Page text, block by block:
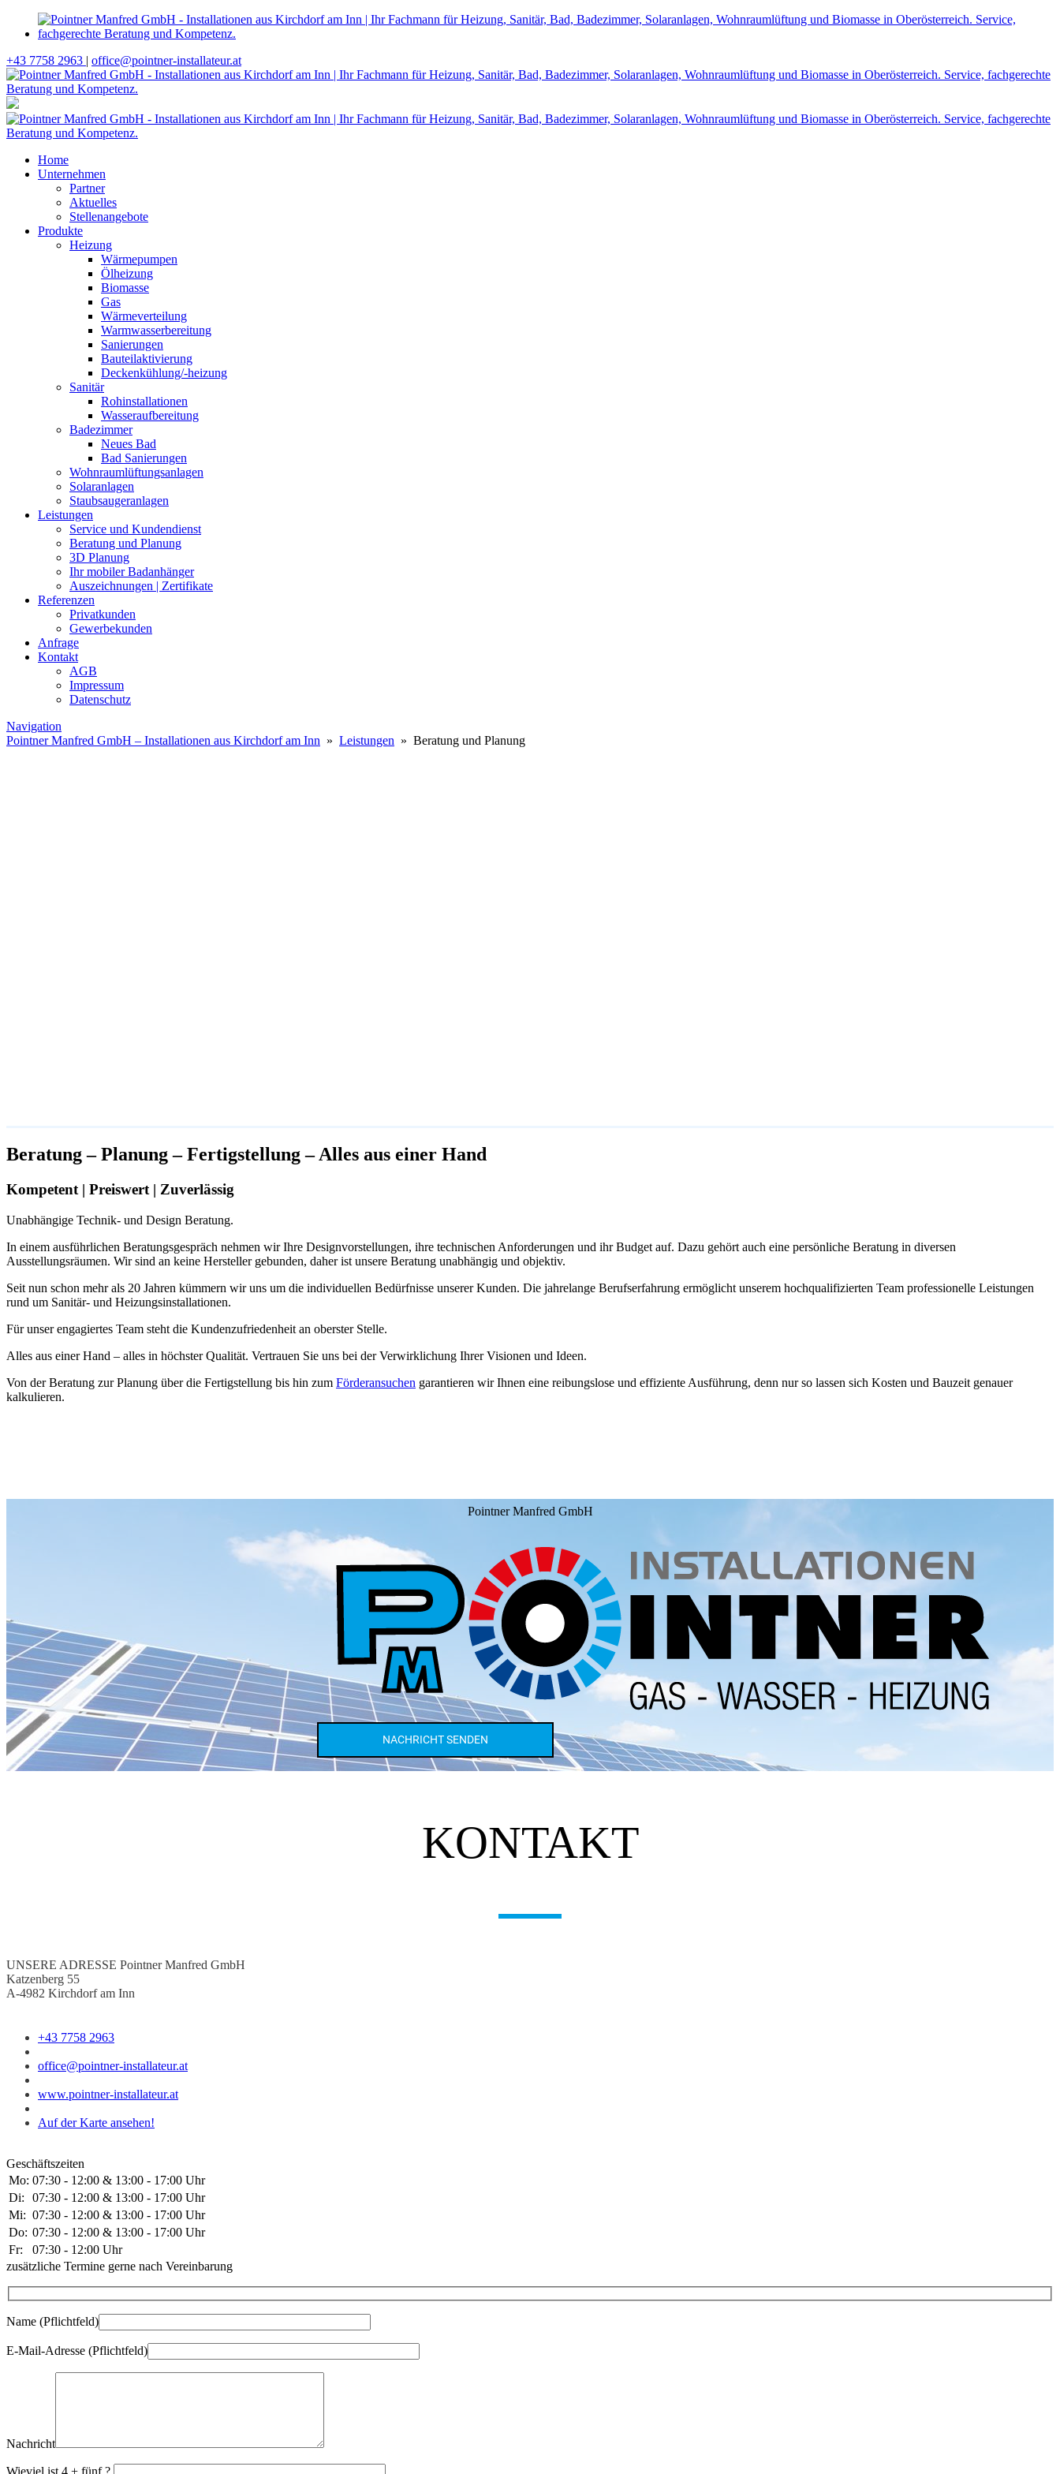
+43 7758 2963 | office@pointner-installateur.at
Home
Unternehmen
Partner
Aktuelles
Stellenangebote
Produkte
Heizung
Wärmepumpen
Ölheizung
Biomasse
Gas
Wärmeverteilung
Warmwasserbereitung
Sanierungen
Bauteilaktivierung
Deckenkühlung/-heizung
Sanitär
Rohinstallationen
Wasseraufbereitung
Badezimmer
Neues Bad
Bad Sanierungen
Wohnraumlüftungsanlagen
Solaranlagen
Staubsaugeranlagen
Leistungen
Service und Kundendienst
Beratung und Planung
3D Planung
Ihr mobiler Badanhänger
Auszeichnungen | Zertifikate
Referenzen
Privatkunden
Gewerbekunden
Anfrage
Kontakt
AGB
Impressum
Datenschutz
Navigation
Pointner Manfred GmbH – Installationen aus Kirchdorf am Inn » Leistungen » Beratung und Planung
Beratung – Planung – Fertigstellung – Alles aus einer Hand
Kompetent | Preiswert | Zuverlässig
Unabhängige Technik- und Design Beratung.
In einem ausführlichen Beratungsgespräch nehmen wir Ihre Designvorstellungen, ihre technischen Anforderungen und ihr Budget auf. Dazu gehört auch eine persönliche Beratung in diversen
Ausstellungsräumen. Wir sind an keine Hersteller gebunden, daher ist unsere Beratung unabhängig und objektiv.
Seit nun schon mehr als 20 Jahren kümmern wir uns um die individuellen Bedürfnisse unserer Kunden. Die jahrelange Berufserfahrung ermöglicht unserem hochqualifizierten Team professionelle Leistungen
rund um Sanitär- und Heizungsinstallationen.
Für unser engagiertes Team steht die Kundenzufriedenheit an oberster Stelle.
Alles aus einer Hand – alles in höchster Qualität. Vertrauen Sie uns bei der Verwirklichung Ihrer Visionen und Ideen.
Von der Beratung zur Planung über die Fertigstellung bis hin zum Förderansuchen garantieren wir Ihnen eine reibungslose und effiziente Ausführung, denn nur so lassen sich Kosten und Bauzeit genauer
kalkulieren.
Pointner Manfred GmbH
NACHRICHT SENDEN
KONTAKT
UNSERE ADRESSE Pointner Manfred GmbH
Katzenberg 55
A-4982 Kirchdorf am Inn
+43 7758 2963
office@pointner-installateur.at
www.pointner-installateur.at
Auf der Karte ansehen!
Geschäftszeiten
Mo: 07:30 - 12:00 & 13:00 - 17:00 Uhr
Di:
07:30 - 12:00 & 13:00 - 17:00 Uhr
Mi: 07:30 - 12:00 & 13:00 - 17:00 Uhr
Do: 07:30 - 12:00 & 13:00 - 17:00 Uhr
Fr:
07:30 - 12:00 Uhr
zusätzliche Termine gerne nach Vereinbarung
Name (Pflichtfeld)
E-Mail-Adresse (Pflichtfeld)
Nachricht